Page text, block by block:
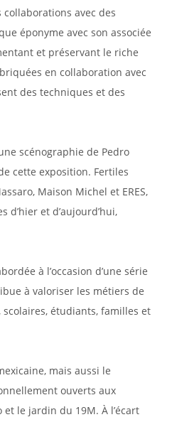
collaborations avec des
éponyme avec son associée
et préservant le riche
en collaboration avec
des techniques et des
scénographie de Pedro
cette exposition. Fertiles
Maison Michel et ERES,
et d’aujourd’hui,
à l’occasion d’une série
à valoriser les métiers de
étudiants, familles et
mais aussi le
ouverts aux
et le jardin du 19M. À l’écart